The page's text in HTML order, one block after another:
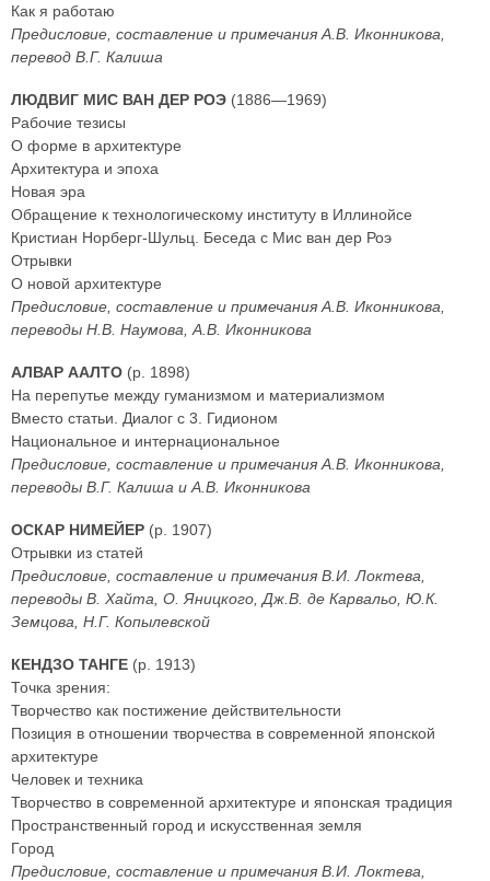
Как я работаю
Предисловие, составление и примечания А.В. Иконникова,
перевод В.Г. Калиша
ЛЮДВИГ МИС ВАН ДЕР РОЭ (1886—1969)
Рабочие тезисы
О форме в архитектуре
Архитектура и эпоха
Новая эра
Обращение к технологическому институту в Иллинойсе
Кристиан Норберг-Шульц. Беседа с Мис ван дер Роэ
Отрывки
О новой архитектуре
Предисловие, составление и примечания А.В. Иконникова,
переводы Н.В. Наумова, А.В. Иконникова
АЛВАР ААЛТО (р. 1898)
На перепутье между гуманизмом и материализмом
Вместо статьи. Диалог с 3. Гидионом
Национальное и интернациональное
Предисловие, составление и примечания А.В. Иконникова,
переводы В.Г. Калиша и А.В. Иконникова
ОСКАР НИМЕЙЕР (р. 1907)
Отрывки из статей
Предисловие, составление и примечания В.И. Локтева,
переводы В. Хайта, О. Яницкого, Дж.В. де Карвальо, Ю.К.
Земцова, Н.Г. Копылевской
КЕНДЗО ТАНГЕ (р. 1913)
Точка зрения:
Творчество как постижение действительности
Позиция в отношении творчества в современной японской
архитектуре
Человек и техника
Творчество в современной архитектуре и японская традиция
Пространственный город и искусственная земля
Город
Предисловие, составление и примечания В.И. Локтева,